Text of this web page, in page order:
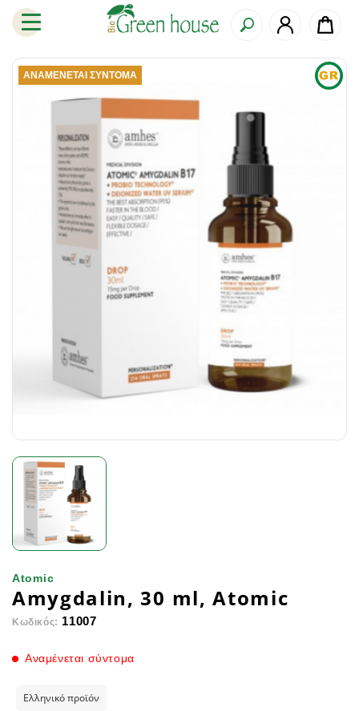
ΑΝΑΜΈΝΕΤΑΙ ΣΎΝΤΟΜΑ
Atomic
Amygdalin, 30 ml, Atomic
Κωδικός: 11007
Αναμένεται σύντομα
Ελληνικό προϊόν